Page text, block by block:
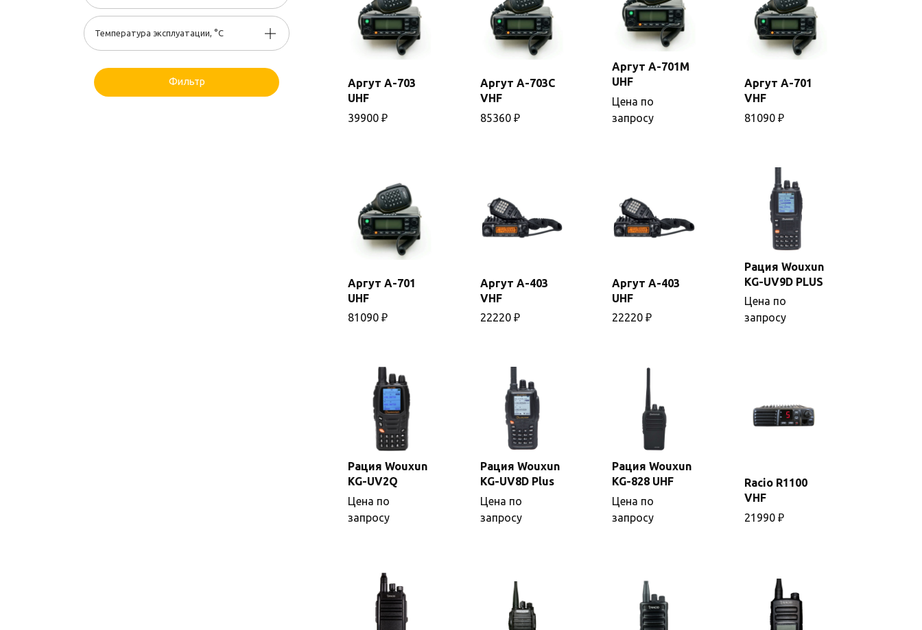
В
Аргут А-703
UHF
39900 ₽
В
Аргут А-703C
VHF
85360 ₽
Аргут А-701М
UHF
Цена по
запросу
В
Аргут А-701
VHF
81090 ₽
В
Аргут А-701
UHF
81090 ₽
В
Аргут А-403
VHF
22220 ₽
В
Аргут А-403
UHF
22220 ₽
Рация Wouxun
KG-UV9D PLUS
Цена по
запросу
Рация Wouxun
KG-UV2Q
Цена по
запросу
Рация Wouxun
KG-UV8D Plus
Цена по
запросу
Рация Wouxun
KG-828 UHF
Цена по
запросу
корзину
Racio R1100
VHF
21990 ₽
Температура эксплуатации, °С
Фильтр